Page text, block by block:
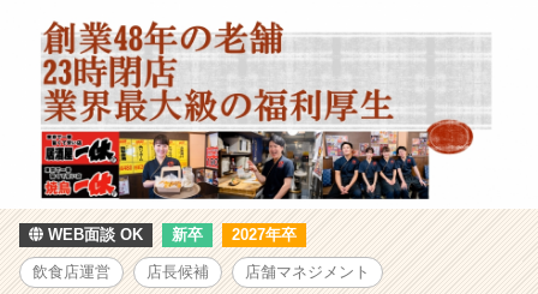
ラ
イ
バ
ラ
ン
ス
◎
年
末
年
WEB面談 OK 新卒 2027年卒
飲食店運営 店長候補 店舗マネジメント